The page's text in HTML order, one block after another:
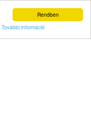
Rendben
További információ